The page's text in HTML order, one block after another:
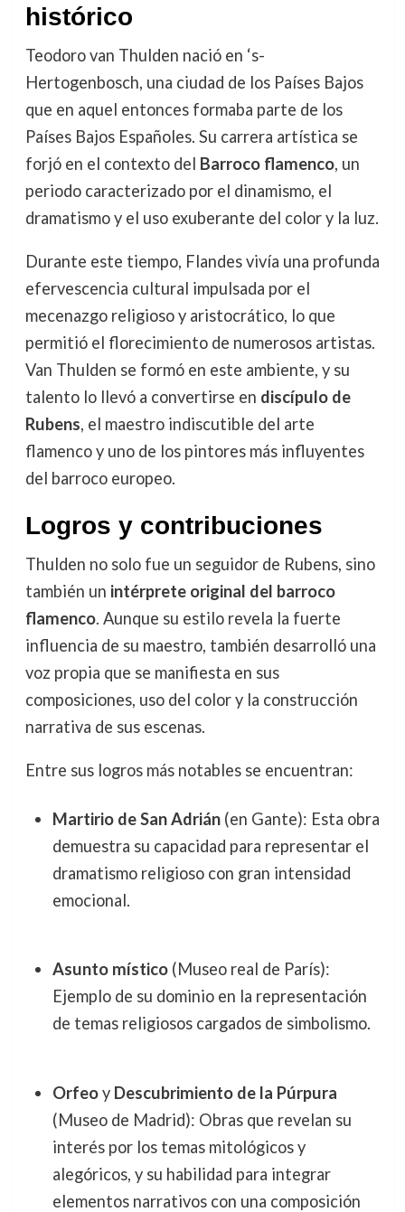
histórico
Teodoro van Thulden nació en ‘s-
Hertogenbosch, una ciudad de los Países Bajos
que en aquel entonces formaba parte de los
Países Bajos Españoles. Su carrera artística se
forjó en el contexto del Barroco flamenco, un
periodo caracterizado por el dinamismo, el
dramatismo y el uso exuberante del color y la luz.
Durante este tiempo, Flandes vivía una profunda
efervescencia cultural impulsada por el
mecenazgo religioso y aristocrático, lo que
permitió el florecimiento de numerosos artistas.
Van Thulden se formó en este ambiente, y su
talento lo llevó a convertirse en discípulo de
Rubens, el maestro indiscutible del arte
flamenco y uno de los pintores más influyentes
del barroco europeo.
Logros y contribuciones
Thulden no solo fue un seguidor de Rubens, sino
también un intérprete original del barroco
flamenco. Aunque su estilo revela la fuerte
influencia de su maestro, también desarrolló una
voz propia que se manifiesta en sus
composiciones, uso del color y la construcción
narrativa de sus escenas.
Entre sus logros más notables se encuentran:
Martirio de San Adrián(en Gante): Esta obra
demuestra su capacidad para representar el
dramatismo religioso con gran intensidad
emocional.
Asunto místico(Museo real de París):
Ejemplo de su dominio en la representación
de temas religiosos cargados de simbolismo.
Orfeoy Descubrimiento de la Púrpura
(Museo de Madrid): Obras que revelan su
interés por los temas mitológicos y
alegóricos, y su habilidad para integrar
elementos narrativos con una composición